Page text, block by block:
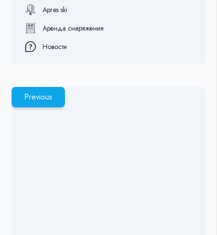
Apres ski
Аренда снаряжения
Новости
Previous